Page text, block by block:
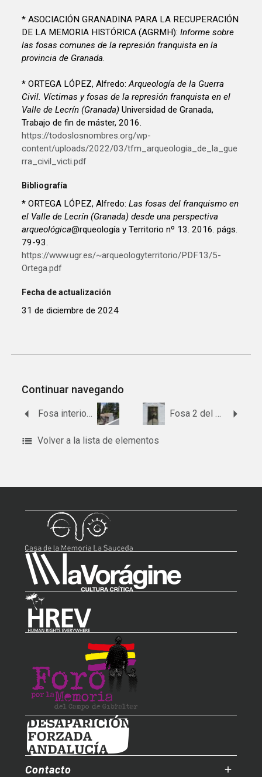
* ASOCIACIÓN GRANADINA PARA LA RECUPERACIÓN
DE LA MEMORIA HISTÓRICA (AGRMH):Informe sobre
las fosas comunes de la represión franquista en la
provincia de Granada
* ORTEGA LÓPEZ, Alfredo:Arqueología de la Guerra
Civil. Víctimas y fosas de la represión franquista en el
Valle de Lecrín (Granada) Universidad de Granada,
Trabajo de fin de máster, 2016.
https://todoslosnombres.org/wp-
content/uploads/2022/03/tfm_arqueologia_de_la_gue
rra_civil_victi.pdf
Bibliografía
* ORTEGA LÓPEZ, Alfredo:Las fosas del franquismo en
el Valle de Lecrín (Granada) desde una perspectiva
arqueológica@rqueología y Territorio nº 13. 2016. págs.
79-93.
https://www.ugr.es/~arqueologyterritorio/PDF13/5-
Ortega.pdf
Fecha de actualización
31 de diciembre de 2024
Continuar navegando
Fosa interior del cementerio de Talará Fosa 2 del cementerio de Lanjarón.
Volver a la lista de elementos
Contacto